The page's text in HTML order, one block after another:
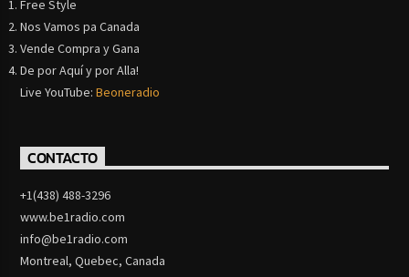
Free Style
Nos Vamos pa Canada
Vende Compra y Gana
De por Aquí y por Alla!
Live YouTube:Beoneradio
CONTACTO
+1(438) 488-3296
www.be1radio.com
info@be1radio.com
Montreal, Quebec, Canada